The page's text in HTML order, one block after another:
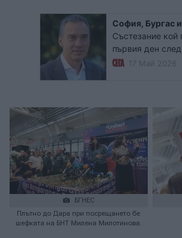
София, Бургас
Състезание кой
първия ден
Пловдив17 Май 2026
БГНЕС
Плътно до Дара при посрещането бе
шефката на БНТ Милена Милотинова.